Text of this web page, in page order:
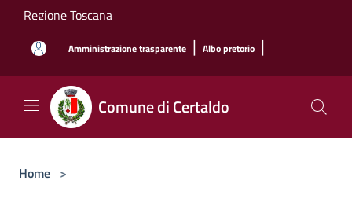
Salta al contenuto principale
Regione Toscana
Amministrazione trasparente | Albo pretorio |
Comune di Certaldo
Home >